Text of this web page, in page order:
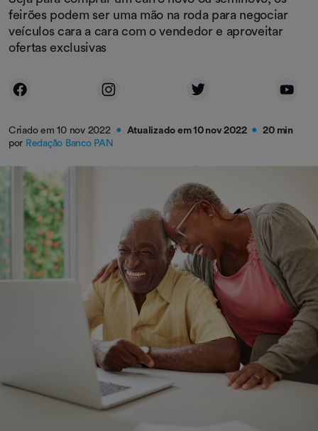
feirões podem ser uma mão na roda para negociar
veículos cara a cara com o vendedor e aproveitar
ofertas exclusivas
Criado em 10 nov 2022 ● Atualizado em 10 nov 2022 ●
20 min
por Redação Banco PAN